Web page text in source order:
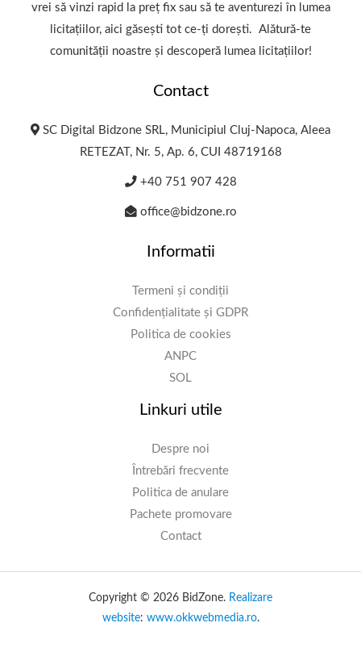
vrei să vinzi rapid la preț fix sau să te aventurezi în lumea
licitațiilor, aici găsești tot ce-ți dorești. Alătură-te
comunității noastre și descoperă lumea licitațiilor!
Contact
SC Digital Bidzone SRL, Municipiul Cluj-Napoca, Aleea
RETEZAT, Nr. 5, Ap. 6, CUI 48719168
+40 751 907 428
office@bidzone.ro
Informatii
Termeni și condiții
Confidențialitate și GDPR
Politica de cookies
ANPC
SOL
Linkuri utile
Despre noi
Întrebări frecvente
Politica de anulare
Pachete promovare
Contact
Copyright © 2026 BidZone. Realizare
website: www.okkwebmedia.ro.